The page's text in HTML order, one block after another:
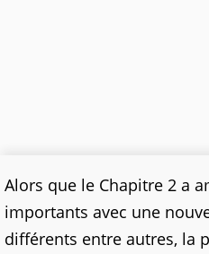
Alors que le Chapitre 2 a
importants avec une
différents entre autres, la